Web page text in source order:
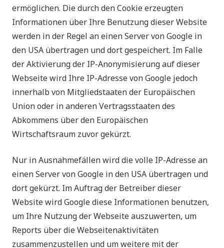
ermöglichen. Die durch den Cookie erzeugten
Informationen über Ihre Benutzung dieser Website
werden in der Regel an einen Server von Google in
den USA übertragen und dort gespeichert. Im Falle
der Aktivierung der IP-Anonymisierung auf dieser
Webseite wird Ihre IP-Adresse von Google jedoch
innerhalb von Mitgliedstaaten der Europäischen
Union oder in anderen Vertragsstaaten des
Abkommens über den Europäischen
Wirtschaftsraum zuvor gekürzt.
Nur in Ausnahmefällen wird die volle IP-Adresse an
einen Server von Google in den USA übertragen und
dort gekürzt. Im Auftrag der Betreiber dieser
Website wird Google diese Informationen benutzen,
um Ihre Nutzung der Webseite auszuwerten, um
Reports über die Webseitenaktivitäten
zusammenzustellen und um weitere mit der